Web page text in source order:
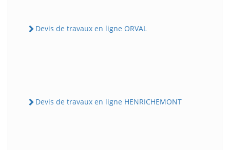
Devis de travaux en ligne ORVAL
Devis de travaux en ligne HENRICHEMONT